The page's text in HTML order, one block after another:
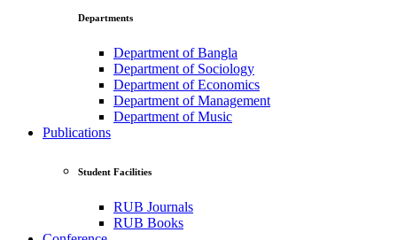
Departments
Department of Bangla
Department of Sociology
Department of Economics
Department of Management
Department of Music
Publications
Student Facilities
RUB Journals
RUB Books